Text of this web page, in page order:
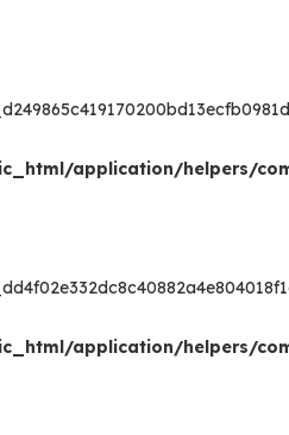
application/helpers/
application/helpers/